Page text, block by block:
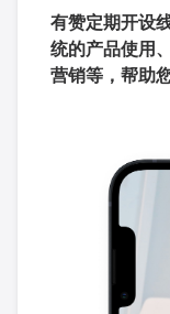
有赞定期开设
统的产品使用
营销等，帮助